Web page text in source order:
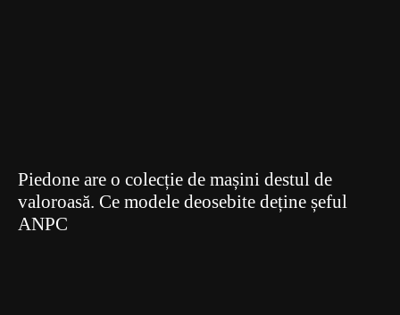
Piedone are o colecție de mașini destul de
valoroasă. Ce modele deosebite deține șeful
ANPC